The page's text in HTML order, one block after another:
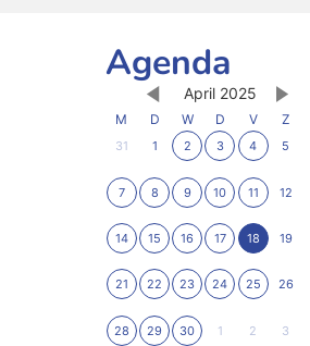
Agenda
April 2025
M D W D V Z
31 1 2 3 4 5
7 8 9 10 11 12
14 15 16 17 18 19
21 22 23 24 25 26
28 29 30 1 2 3